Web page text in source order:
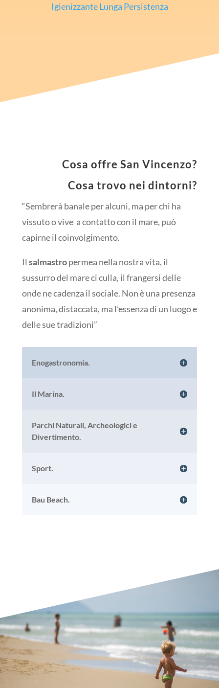
Igienizzante Lunga Persistenza
Cosa offre San Vincenzo?
Cosa trovo nei dintorni?
“Sembrerà banale per alcuni, ma per chi ha
vissuto o vive a contatto con il mare, può
capirne il coinvolgimento.
Il salmastropermea nella nostra vita, il
sussurro del mare ci culla, il frangersi delle
onde ne cadenza il sociale. Non è una presenza
anonima, distaccata, ma l’essenza di un luogo e
delle sue tradizioni”
Enogastronomia.
Il Marina.
Parchi Naturali, Archeologici e
Divertimento.
Sport.
Bau Beach.